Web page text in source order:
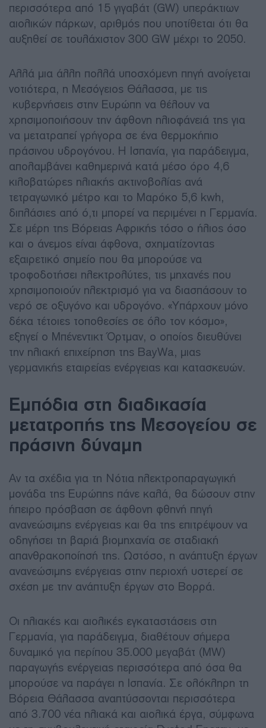
περισσότερα από 15 γιγαβάτ (GW) υπεράκτιων
αιολικών πάρκων, αριθμός που υποτίθεται ότι θα
αυξηθεί σε τουλάχιστον 300 GW μέχρι το 2050.
Αλλά μια άλλη πολλά υποσχόμενη πηγή ανοίγεται
νοτιότερα, η Μεσόγειος Θάλασσα, με τις
κυβερνήσεις στην Ευρώπη να θέλουν να
χρησιμοποιήσουν την άφθονη ηλιοφάνειά της για
να μετατραπεί γρήγορα σε ένα θερμοκήπιο
πράσινου υδρογόνου. Η Ισπανία, για παράδειγμα,
απολαμβάνει καθημερινά κατά μέσο όρο 4,6
κιλοβατώρες ηλιακής ακτινοβολίας ανά
τετραγωνικό μέτρο και το Μαρόκο 5,6 kwh,
διπλάσιες από ό,τι μπορεί να περιμένει η Γερμανία.
Σε μέρη της Βόρειας Αφρικής τόσο ο ήλιος όσο
και ο άνεμος είναι άφθονα, σχηματίζοντας
εξαιρετικό σημείο που θα μπορούσε να
τροφοδοτήσει ηλεκτρολύτες, τις μηχανές που
χρησιμοποιούν ηλεκτρισμό για να διασπάσουν το
νερό σε οξυγόνο και υδρογόνο. «Υπάρχουν μόνο
δέκα τέτοιες τοποθεσίες σε όλο τον κόσμο»,
εξηγεί ο Μπένεντικτ Όρτμαν, ο οποίος διευθύνει
την ηλιακή επιχείρηση της BayWa, μιας
γερμανικής εταιρείας ενέργειας και κατασκευών.
Εμπόδια στη διαδικασία
μετατροπής της Μεσογείου σε
πράσινη δύναμη
Αν τα σχέδια για τη Νότια ηλεκτροπαραγωγική
μονάδα της Ευρώπης πάνε καλά, θα δώσουν στην
ήπειρο πρόσβαση σε άφθονη φθηνή πηγή
ανανεώσιμης ενέργειας και θα της επιτρέψουν να
οδηγήσει τη βαριά βιομηχανία σε σταδιακή
απανθρακοποίησή της. Ωστόσο, η ανάπτυξη έργων
ανανεώσιμης ενέργειας στην περιοχή υστερεί σε
σχέση με την ανάπτυξη έργων στο Βορρά.
Οι ηλιακές και αιολικές εγκαταστάσεις στη
Γερμανία, για παράδειγμα, διαθέτουν σήμερα
δυναμικό για περίπου 35.000 μεγαβάτ (MW)
παραγωγής ενέργειας περισσότερα από όσα θα
μπορούσε να παράγει η Ισπανία. Σε ολόκληρη τη
Βόρεια Θάλασσα αναπτύσσονται περισσότερα
από 3.700 νέα ηλιακά και αιολικά έργα, σύμφωνα